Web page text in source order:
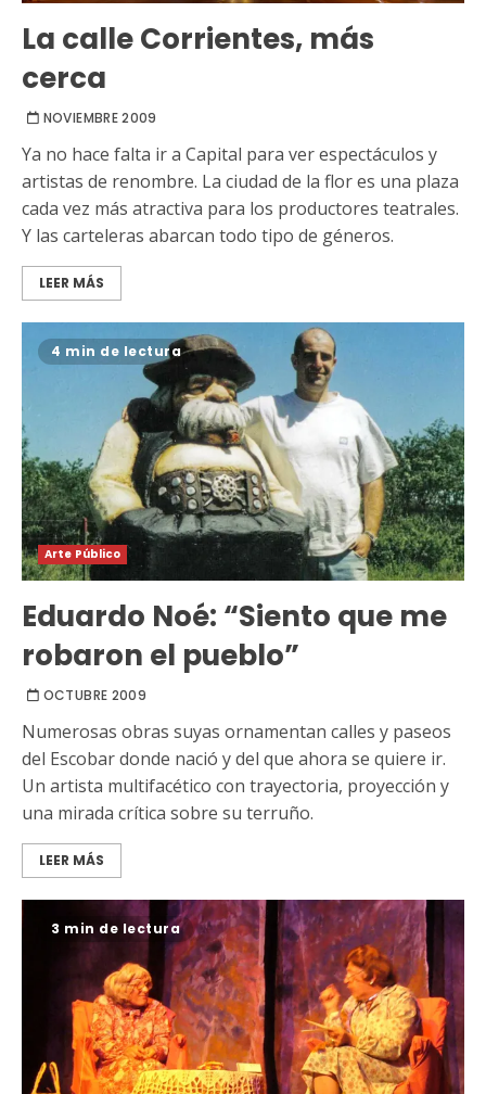
La calle Corrientes, más
cerca
NOVIEMBRE 2009
Ya no hace falta ir a Capital para ver espectáculos y
artistas de renombre. La ciudad de la flor es una plaza
cada vez más atractiva para los productores teatrales.
Y las carteleras abarcan todo tipo de géneros.
LEER MÁS
4 min de lectura
Arte Público
Eduardo Noé: “Siento que me
robaron el pueblo”
OCTUBRE 2009
Numerosas obras suyas ornamentan calles y paseos
del Escobar donde nació y del que ahora se quiere ir.
Un artista multifacético con trayectoria, proyección y
una mirada crítica sobre su terruño.
LEER MÁS
3 min de lectura